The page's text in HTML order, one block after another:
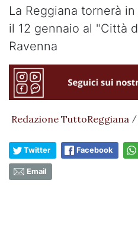
La Reggiana tornerà
il 12 gennaio al "Città
Ravenna
Redazione TuttoReggiana /
Twitter Facebook
Email